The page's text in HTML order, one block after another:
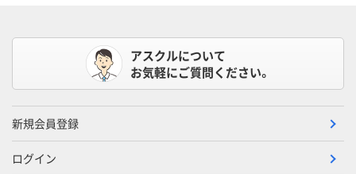
アスクルについて
お気軽にご質問ください。
新規会員登録
ログイン